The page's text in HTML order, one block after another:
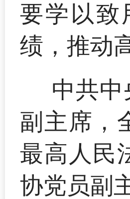
要学以致
绩，推动
中共
副主席，
最高人民
协党员副